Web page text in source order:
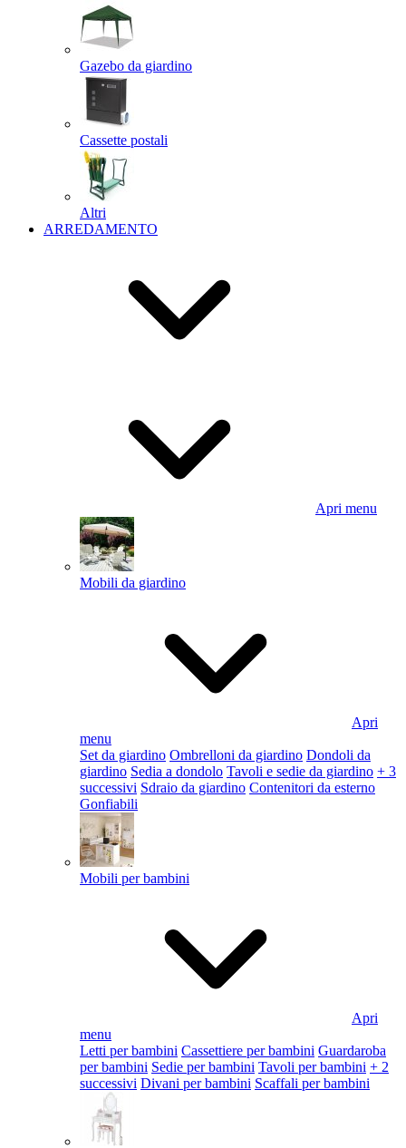
Gazebo da giardino
Cassette postali
Altri
ARREDAMENTO
Apri menu
Mobili da giardino
Apri
menu
Set da giardino Ombrelloni da giardino Dondoli da
giardino Sedia a dondolo Tavoli e sedie da giardino + 3
successivi Sdraio da giardino Contenitori da esterno
Gonfiabili
Mobili per bambini
Apri
menu
Letti per bambini Cassettiere per bambini Guardaroba
per bambini Sedie per bambini Tavoli per bambini + 2
successivi Divani per bambini Scaffali per bambini